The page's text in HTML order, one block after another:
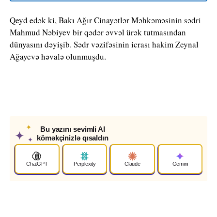
Qeyd edək ki, Bakı Ağır Cinayətlər Məhkəməsinin sədri
Mahmud Nəbiyev bir qədər əvvəl ürək tutmasından
dünyasını dəyişib. Sədr vəzifəsinin icrası hakim Zeynal
Ağayevə həvalə olunmuşdu.
✦
✦
✦
Bu yazını sevimli AI
köməkçinizlə qısaldın
ChatGPT Perplexity Claude Gemini